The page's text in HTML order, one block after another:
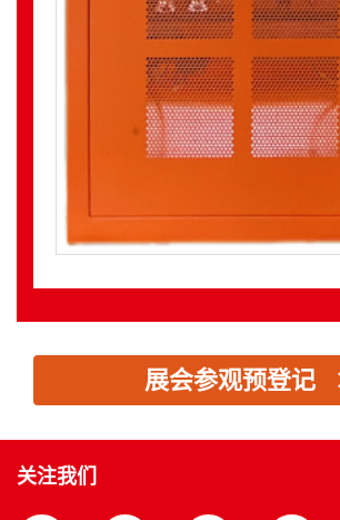
展会参观预登记
关注我们